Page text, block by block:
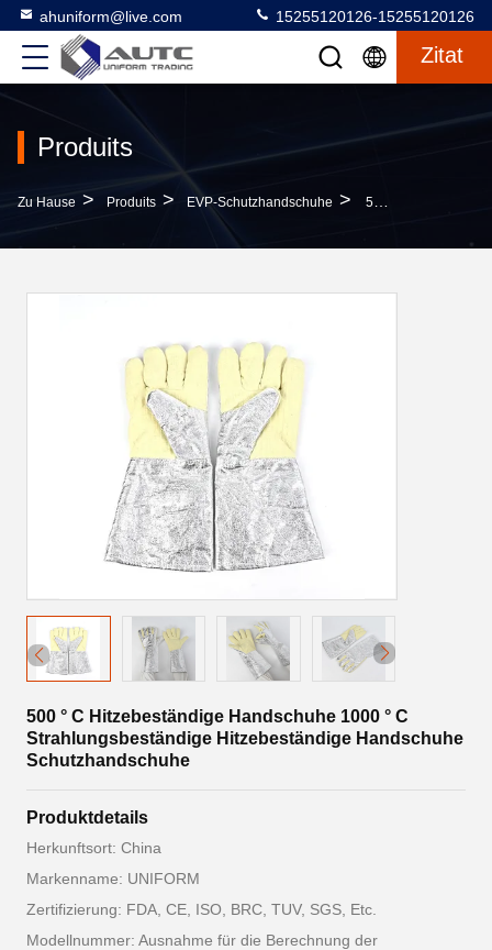
ahuniform@live.com 15255120126-15255120126
Zitat
Produits
Zu Hause > Produits > EVP-Schutzhandschuhe > 500 ° C Hitzebeständige Handschuhe 1000 ° C Strahlungsbeständige Hitzebeständige Handschuhe Schutzhandschuhe
500 ° C Hitzebeständige Handschuhe 1000 ° C
Strahlungsbeständige Hitzebeständige Handschuhe
Schutzhandschuhe
Produktdetails
Herkunftsort: China
Markenname: UNIFORM
Zertifizierung: FDA, CE, ISO, BRC, TUV, SGS, Etc.
Modellnummer: Ausnahme für die Berechnung der